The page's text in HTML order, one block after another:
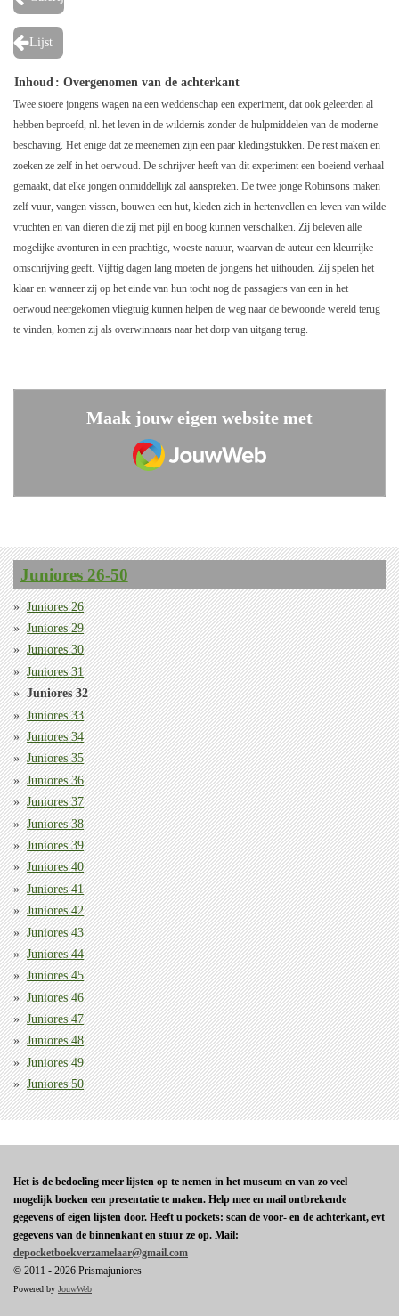
Lijst
Inhoud : Overgenomen van de achterkant
Twee stoere jongens wagen na een weddenschap een experiment, dat ook geleerden al
hebben beproefd, nl. het leven in de wildernis zonder de hulpmiddelen van de moderne
beschaving. Het enige dat ze meenemen zijn een paar kledingstukken. De rest maken en
zoeken ze zelf in het oerwoud. De schrijver heeft van dit experiment een boeiend verhaal
gemaakt, dat elke jongen onmiddellijk zal aanspreken. De twee jonge Robinsons maken
zelf vuur, vangen vissen, bouwen een hut, kleden zich in hertenvellen en leven van wilde
vruchten en van dieren die zij met pijl en boog kunnen verschalken. Zij beleven alle
mogelijke avonturen in een prachtige, woeste natuur, waarvan de auteur een kleurrijke
omschrijving geeft. Vijftig dagen lang moeten de jongens het uithouden. Zij spelen het
klaar en wanneer zij op het einde van hun tocht nog de passagiers van een in het
oerwoud neergekomen vliegtuig kunnen helpen de weg naar de bewoonde wereld terug
te vinden, komen zij als overwinnaars naar het dorp van uitgang terug.
Maak jouw eigen website met
JouwWeb
Juniores 26-50
Juniores 26
Juniores 29
Juniores 30
Juniores 31
Juniores 32
Juniores 33
Juniores 34
Juniores 35
Juniores 36
Juniores 37
Juniores 38
Juniores 39
Juniores 40
Juniores 41
Juniores 42
Juniores 43
Juniores 44
Juniores 45
Juniores 46
Juniores 47
Juniores 48
Juniores 49
Juniores 50
Het is de bedoeling meer lijsten op te nemen in het museum en van zo veel
mogelijk boeken een presentatie te maken. Help mee en mail ontbrekende
gegevens of eigen lijsten door. Heeft u pockets: scan de voor- en de achterkant, evt
gegevens van de binnenkant en stuur ze op. Mail:
depocketboekverzamelaar@gmail.com
© 2011 - 2026 Prismajuniores
Powered by JouwWeb